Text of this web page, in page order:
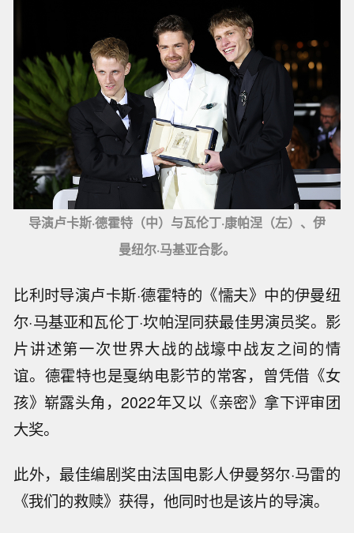
导演卢卡斯·德霍特（中）与瓦伦丁·康帕涅（左）、伊
曼纽尔·马基亚合影。
比利时导演卢卡斯·德霍特的《懦夫》中的伊曼纽
尔·马基亚和瓦伦丁·坎帕涅同获最佳男演员奖。影
片讲述第一次世界大战的战壕中战友之间的情
谊。德霍特也是戛纳电影节的常客，曾凭借《女
孩》崭露头角，2022年又以《亲密》拿下评审团
大奖。
此外，最佳编剧奖由法国电影人伊曼努尔·马雷的
《我们的救赎》获得，他同时也是该片的导演。